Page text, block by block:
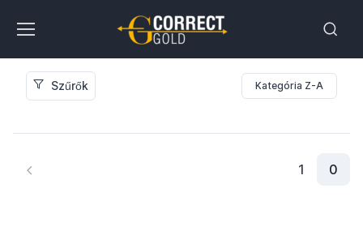
Szűrők Kategória Z-A
1 0